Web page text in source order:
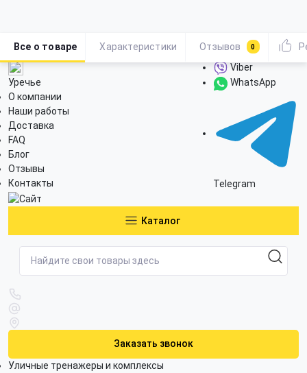
Уречье
О компании
Наши работы
Доставка
FAQ
Блог
Отзывы
Контакты
Viber
WhatsApp
Telegram
Каталог
Заказать звонок
Уличные тренажеры и комплексы
Все о товаре Характеристики Отзывов 0